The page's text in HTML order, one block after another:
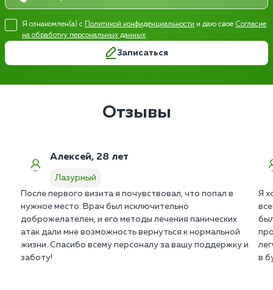
Я ознакомлен(а) с Политикой конфиденциальности и даю свое Согласие
на обработку персональных данных
Записаться
Отзывы
Алексей, 28 лет
Лазурный
После первого визита я почувствовал, что попал в
нужное место. Врач был исключительно
доброжелателен, и его методы лечения панических
атак дали мне возможность вернуться к нормальной
жизни. Спасибо всему персоналу за вашу поддержку и
заботу!
Я
в